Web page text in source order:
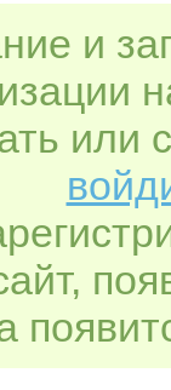
и
или